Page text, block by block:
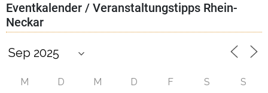
Eventkalender / Veranstaltungstipps Rhein-
Neckar
M D M D F S S